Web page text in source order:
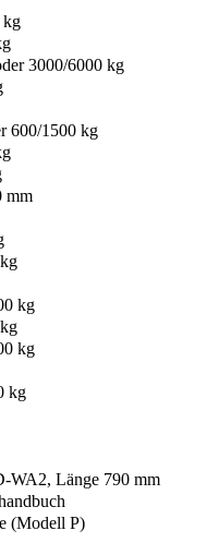
kg
3000/6000 kg
600/1500 kg
mm
kg
kg
kg
WA2, Länge 790 mm
(Modell P)